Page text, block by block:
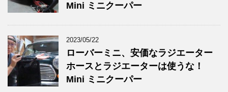
Mini ミニクーパー
2023/05/22
ローバーミニ、安価なラジエーター
ホースとラジエーターは使うな！
Mini ミニクーパー